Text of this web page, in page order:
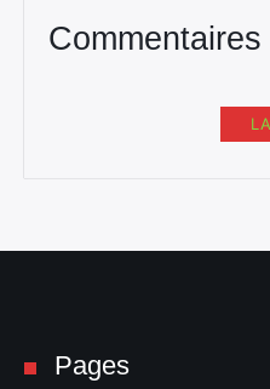
Commentaires
Pages